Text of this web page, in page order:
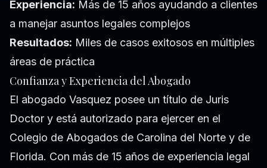
Experiencia: Más de 15 años ayudando a clientes
a manejar asuntos legales complejos
Resultados: Miles de casos exitosos en múltiples
áreas de práctica
Confianza y Experiencia del Abogado
El abogado Vasquez posee un título de Juris
Doctor y está autorizado para ejercer en el
Colegio de Abogados de Carolina del Norte y de
Florida. Con más de 15 años de experiencia legal